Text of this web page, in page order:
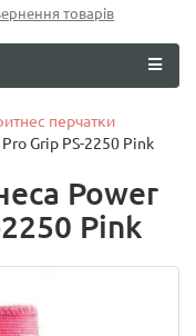
товарів
перчатки
Grip PS-2250 Pink
Power
Pink